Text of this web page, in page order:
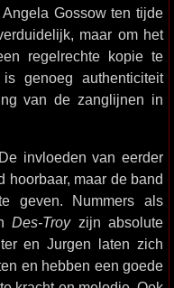
Gossow ten tijde
maar om het
regelrechte kopie te
genoeg authenticiteit
van de zanglijnen in
invloeden van eerder
hoorbaar, maar de band
geven. Nummers als
Des-Troyzijn absolute
en Jurgen laten zich
en hebben een goede